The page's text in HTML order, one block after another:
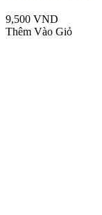
9,500 VND
Thêm Vào Giỏ